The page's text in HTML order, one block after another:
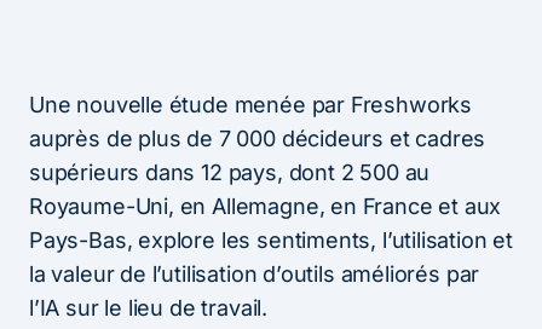
Une nouvelle étude menée par Freshworks
auprès de plus de 7 000 décideurs et cadres
supérieurs dans 12 pays, dont 2 500 au
Royaume-Uni, en Allemagne, en France et aux
Pays-Bas, explore les sentiments, l’utilisation et
la valeur de l’utilisation d’outils améliorés par
l’IA sur le lieu de travail.